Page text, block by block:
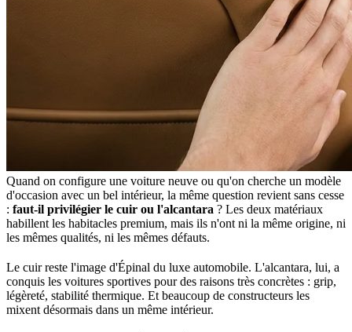
Quand on configure une voiture neuve ou qu'on cherche un modèle
d'occasion avec un bel intérieur, la même question revient sans cesse
: faut-il privilégier le cuir ou l'alcantara ? Les deux matériaux
habillent les habitacles premium, mais ils n'ont ni la même origine, ni
les mêmes qualités, ni les mêmes défauts.
Le cuir reste l'image d'Épinal du luxe automobile. L'alcantara, lui, a
conquis les voitures sportives pour des raisons très concrètes : grip,
légèreté, stabilité thermique. Et beaucoup de constructeurs les
mixent désormais dans un même intérieur.